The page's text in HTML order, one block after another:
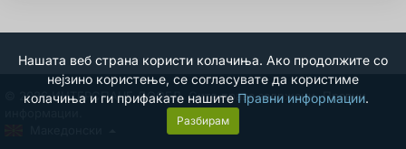
Нашата веб страна користи колачиња. Ако продолжите со
нејзино користење, се согласувате да користиме
колачиња и ги прифаќате нашите Правни информации.
Разбирам
© 2026 ИНТЕРСПАЦЕ ДООЕЛ. Сите права задржани.Правни